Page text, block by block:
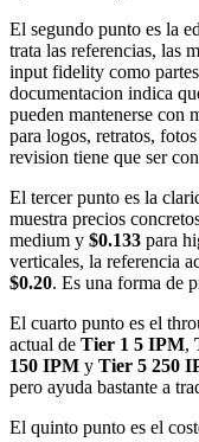
El segundo punto es la
trata las referencias, las
input fidelity como
documentacion indica
pueden mantenerse con
para logos, retratos,
revision tiene que ser
El tercer punto es la
muestra precios
medium y $0.133 para
verticales, la referencia
$0.20. Es una forma de
El cuarto punto es el
actual de Tier 1 5 IPM,
150 IPM y Tier 5 250
pero ayuda bastante a
El quinto punto es el